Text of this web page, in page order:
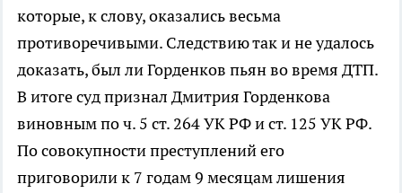
которые, к слову, оказались весьма
противоречивыми. Следствию так и не удалось
доказать, был ли Горденков пьян во время ДТП.
В итоге суд признал Дмитрия Горденкова
виновным по ч. 5 ст. 264 УК РФ и ст. 125 УК РФ.
По совокупности преступлений его
приговорили к 7 годам 9 месяцам лишения